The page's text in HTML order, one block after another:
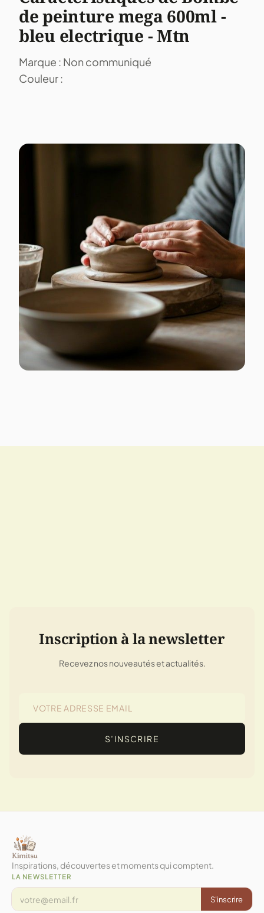
de peinture mega 600ml -
bleu electrique - Mtn
Marque : Non communiqué
Couleur :
Inscription à la newsletter
Recevez nos nouveautés et actualités.
S’INSCRIRE
Inspirations, découvertes et moments qui comptent.
LA NEWSLETTER
S'inscrire